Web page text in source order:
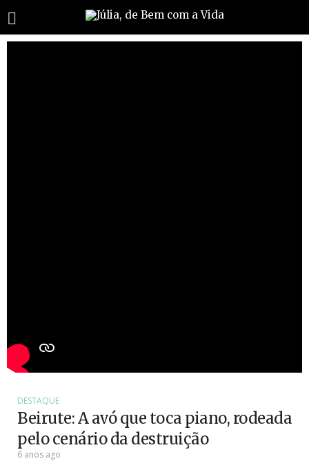
DESTAQUE
Beirute: A avó que toca piano, rodeada
pelo cenário da destruição
6 anos ago